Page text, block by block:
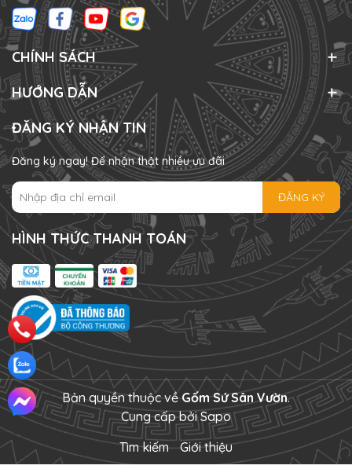
CHÍNH SÁCH
HƯỚNG DẪN
ĐĂNG KÝ NHẬN TIN
Đăng ký ngay! Để nhận thật nhiều ưu đãi
ĐĂNG KÝ
HÌNH THỨC THANH TOÁN
Bản quyền thuộc vềGốm Sứ Sân Vườn.
Cung cấp bởiSapo
Tìm kiếm
Giới thiệu